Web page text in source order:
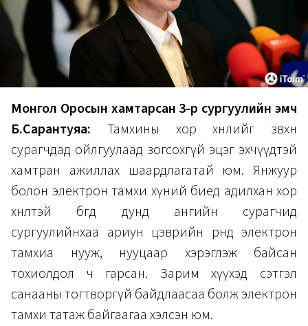
Монгол Оросын хамтарсан 3-р сургуулийн эмч
Б.Сарантуяа: Тамхины хор хөнөөлийг зөвхөн
сурагчдад ойлгуулаад зогсохгүй эцэг эхчүүдтэй
хамтран ажиллах шаардлагатай юм. Янжуур
болон электрон тамхи хүний биед адилхан хор
хөнөөлтэй бөгөөд дунд ангийн сурагчид
сургуулийнхаа ариун цэврийн өрөөнд электрон
тамхиа нууж, нууцаар хэрэглэж байсан
тохиолдол ч гарсан. Зарим хүүхэд сэтгэл
санааны тогтворгүй байдлаасаа болж электрон
тамхи татаж байгаагаа хэлсэн юм.